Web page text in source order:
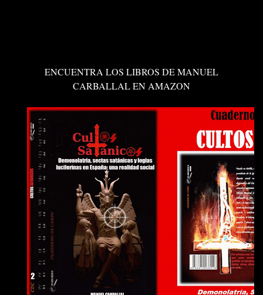
ENCUENTRA LOS LIBROS DE MANUEL
CARBALLAL EN AMAZON